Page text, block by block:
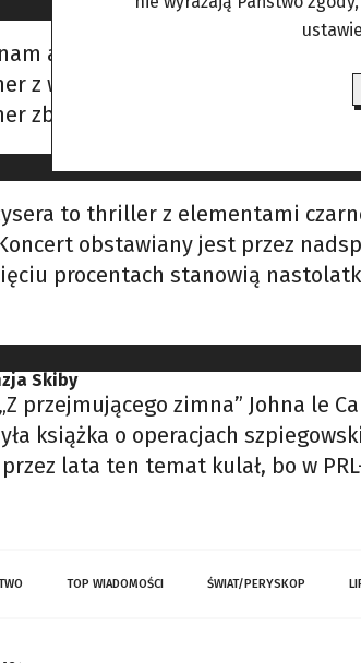
ani wojen, ani wirusów, ani
z wizją opanowania świata to
zboczeniec to już jest typ częściej
to thriller z elementami
obstawiany jest przez
procentach stanowią
Skiby
przejmującego zimna” Johna le
książka o operacjach
lata ten temat kulał, bo w
TOP WIADOMOŚCI ŚWIAT/PERYSKOP